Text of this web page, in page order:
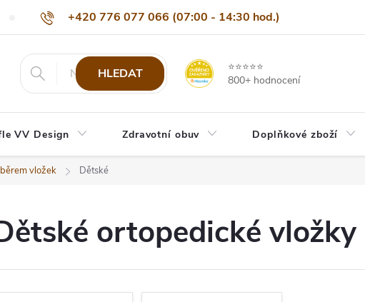
+420 776 077 066 (07:00 - 14:30 hod.)
info@eshop-vvdesign.cz
Nejčastější dotazy Naši odběratelé Doprava a platba
HLEDAT
⭐⭐⭐⭐⭐
800+ hodnocení
VV Design Zdravotní obuv Doplňkové zboží
vložek Dětské
ortopedické vložky